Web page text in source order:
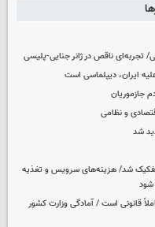
تجربه‌ای ناقص در ژانر جنایی-پلیسی
ایران، دیپلماسی است
جازموریان
و نظامی
شد/ هزینه‌های سرویس و تغذیه
شود
قانونی است / آمادگی وزارت کشور